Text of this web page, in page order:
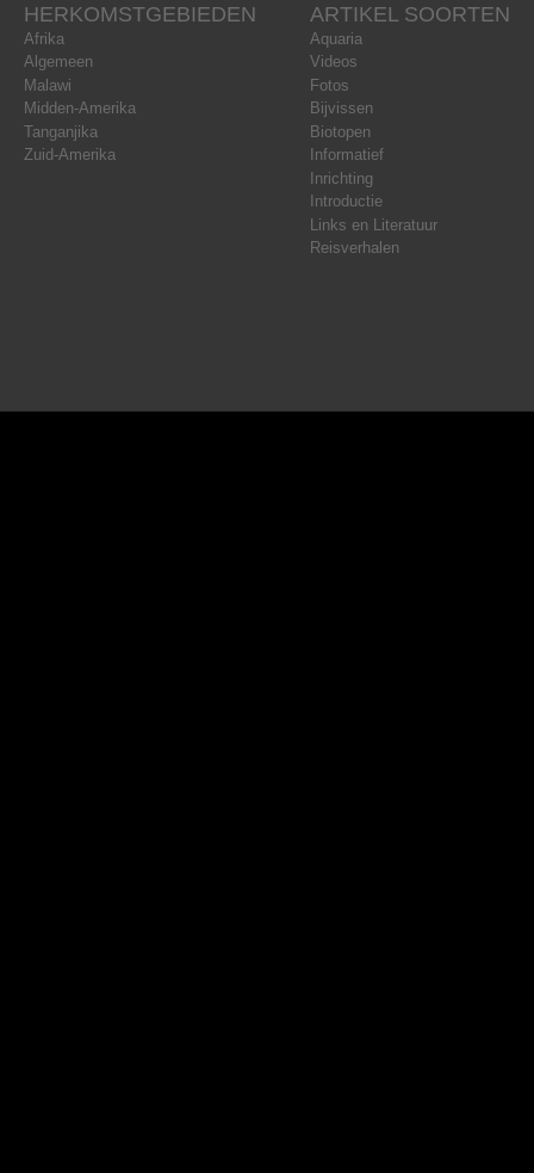
HERKOMSTGEBIEDEN
Afrika
Algemeen
Malawi
Midden-Amerika
Tanganjika
Zuid-Amerika
ARTIKEL SOORTEN
Aquaria
Videos
Fotos
Bijvissen
Biotopen
Informatief
Inrichting
Introductie
Links en Literatuur
Reisverhalen